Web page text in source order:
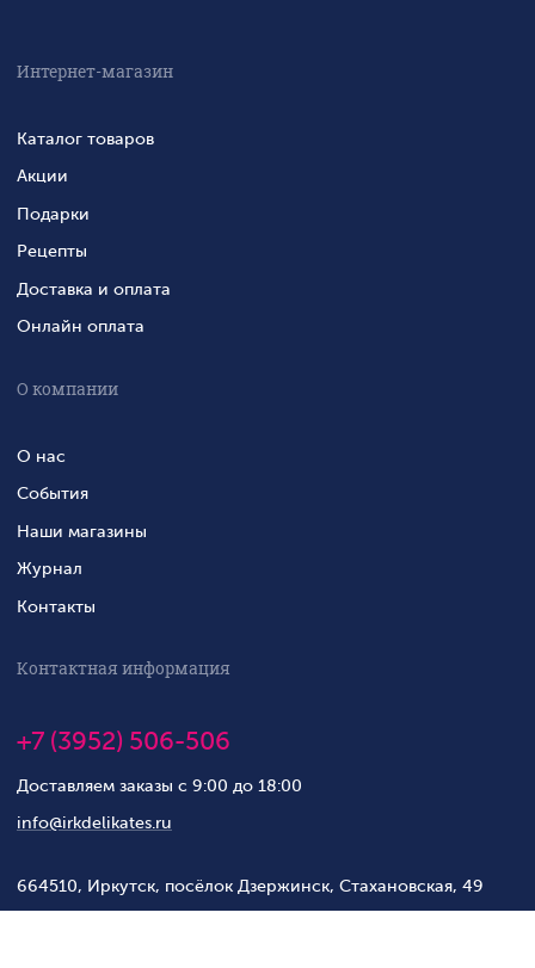
Интернет-магазин
Каталог товаров
Акции
Подарки
Рецепты
Доставка и оплата
Онлайн оплата
О компании
О нас
События
Наши магазины
Журнал
Контакты
Контактная информация
+7 (3952) 506-506
Доставляем заказы с 9:00 до 18:00
info@irkdelikates.ru
664510, Иркутск, посёлок Дзержинск, Стахановская, 49